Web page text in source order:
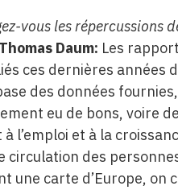
vous les répercussions
Thomas Daum: Les
ces dernières années
des données
eu de bons, voire
l’emploi et à la
des
une carte d’Europe,